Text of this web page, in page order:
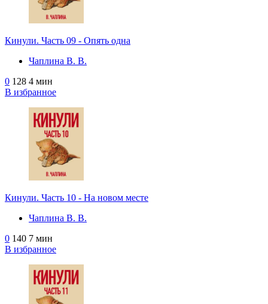
Кинули. Часть 09 - Опять одна
Чаплина В. В.
0 128 4 мин
В избранное
Кинули. Часть 10 - На новом месте
Чаплина В. В.
0 140 7 мин
В избранное